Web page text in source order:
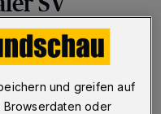
tritt der
SV am Samstag
ab 14 Uhr in Bad
und greifen auf
oder